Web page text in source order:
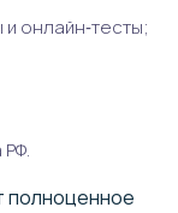
онлайн‑тесты;
полноценное